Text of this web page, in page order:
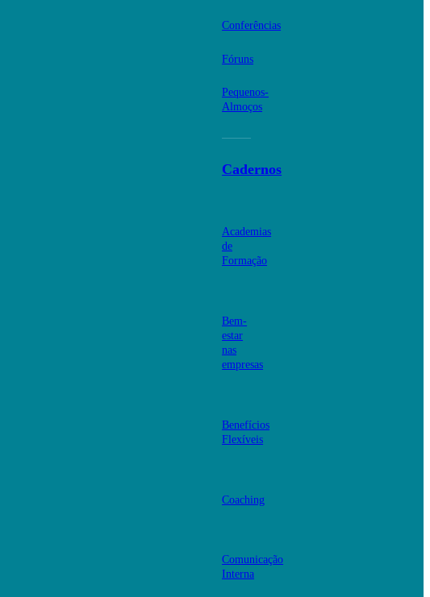
Conferências
Fóruns
Pequenos-
Almoços
Cadernos
Academias
de
Formação
Bem-
estar
nas
empresas
Benefícios
Flexíveis
Coaching
Comunicação
Interna